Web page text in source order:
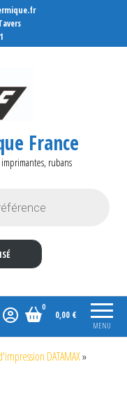
France
rubans
MENU
0
0,00 €
DATAMAX»